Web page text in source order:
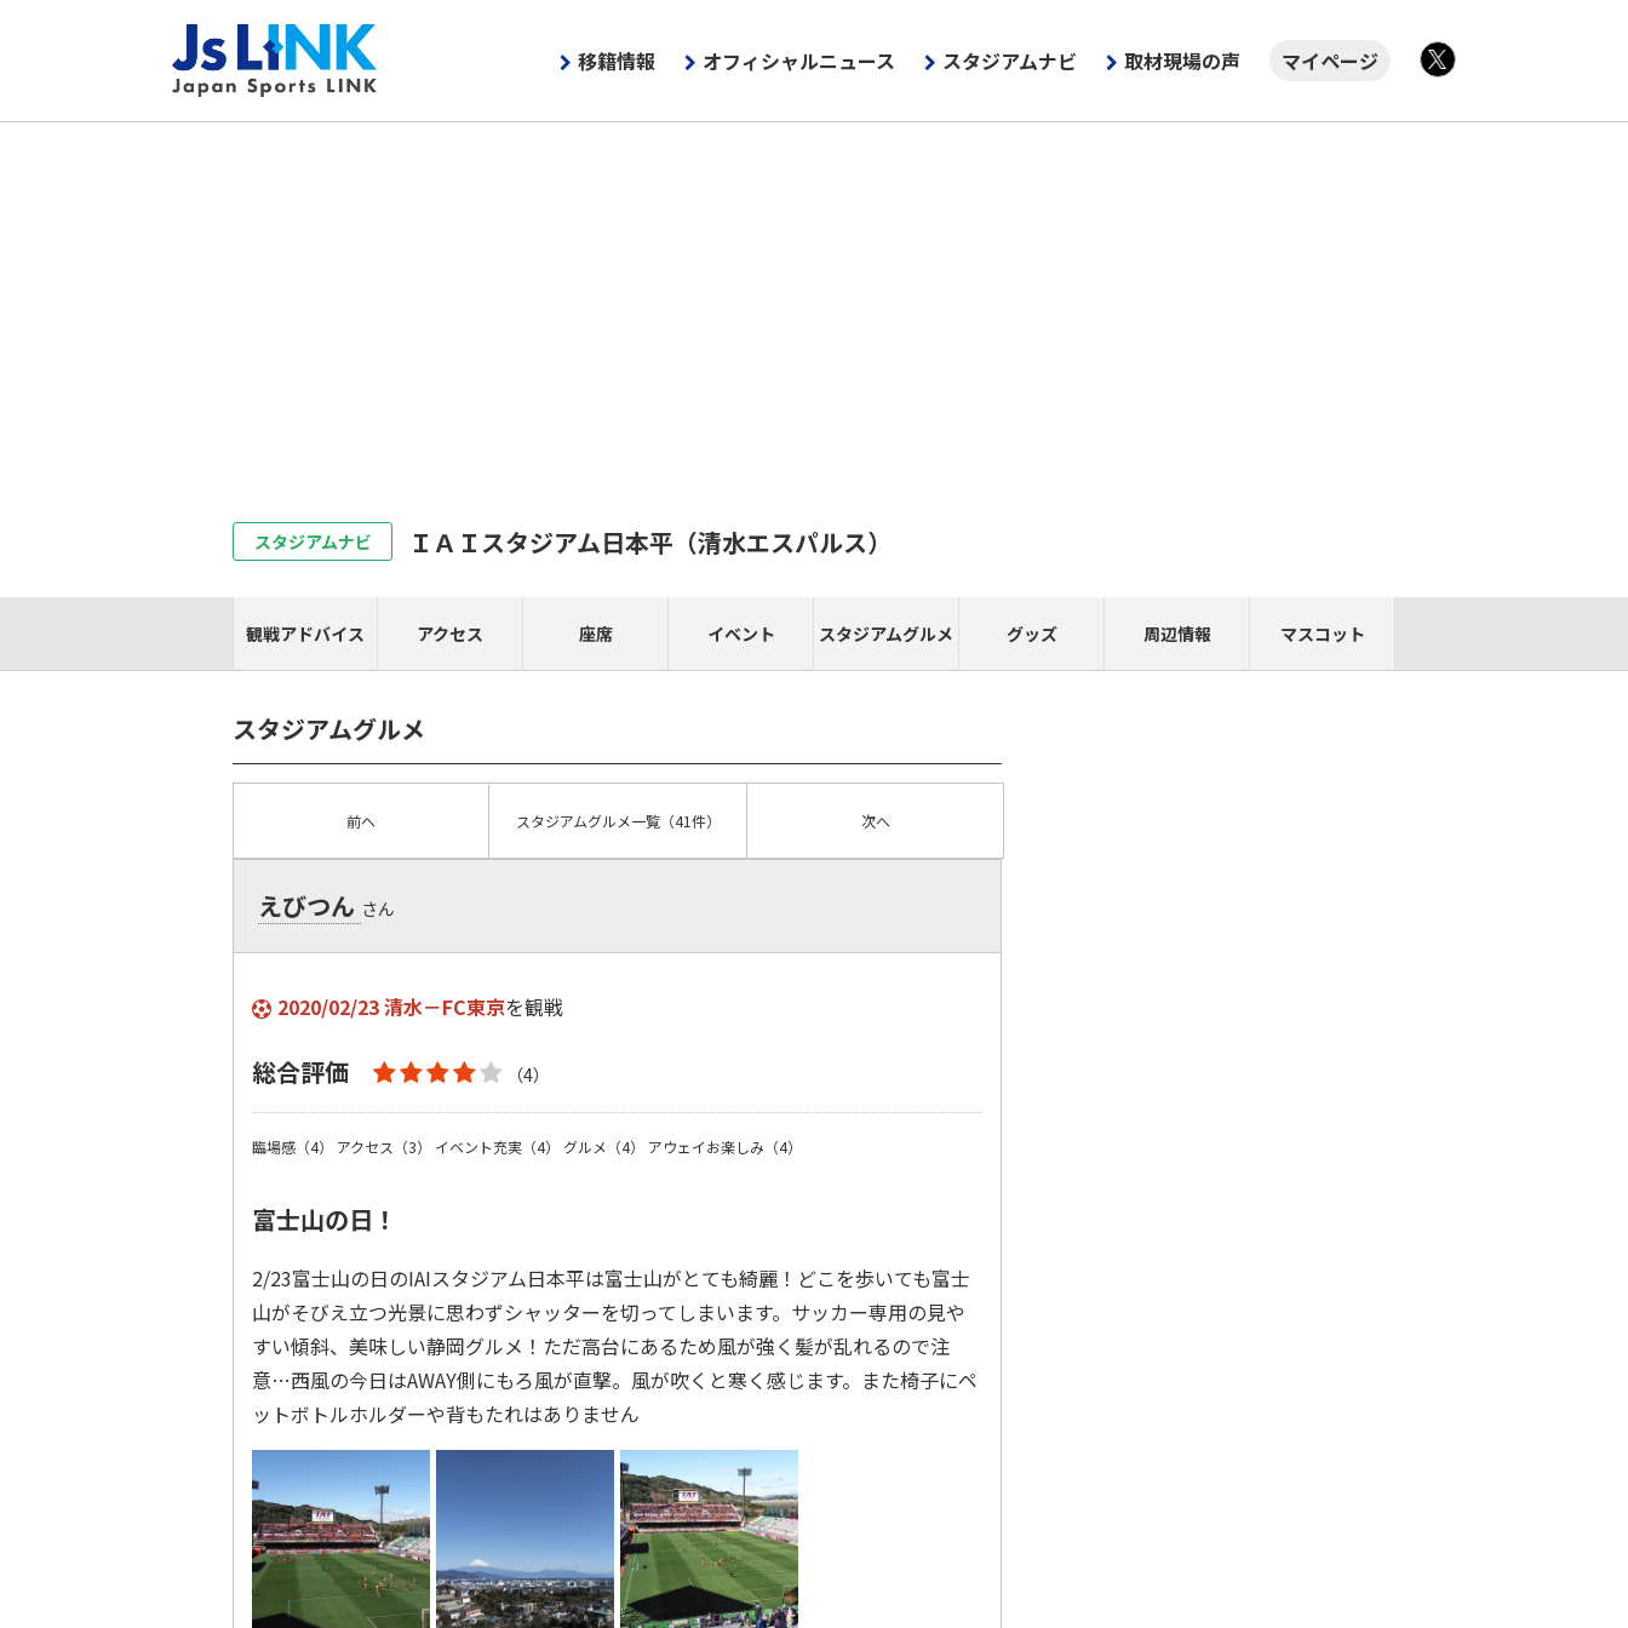
移籍情報 オフィシャルニュース スタジアムナビ 取材現場の声
マイページ
スタジアムナビ ＩＡＩスタジアム日本平 （清水エスパルス）
観戦アドバイス アクセス 座席 イベント スタジアムグルメ グッズ 周辺情報 マスコット
スタジアムグルメ
前へ スタジアムグルメ一覧（41件） 次へ
えびつん さん
2020/02/23 清水－FC東京を観戦
総合評価 （4）
臨場感（4） アクセス（3） イベント充実（4） グルメ（4） アウェイお楽しみ（4）
富士山の日！
2/23富士山の日のIAIスタジアム日本平は富士山がとても綺麗！どこを歩いても富士
山がそびえ立つ光景に思わずシャッターを切ってしまいます。サッカー専用の見や
すい傾斜、美味しい静岡グルメ！ただ高台にあるため風が強く髪が乱れるので注
意…西風の今日はAWAY側にもろ風が直撃。風が吹くと寒く感じます。また椅子にペ
ットボトルホルダーや背もたれはありません